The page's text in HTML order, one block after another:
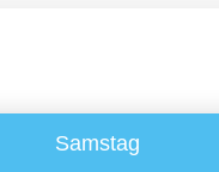
Samstag